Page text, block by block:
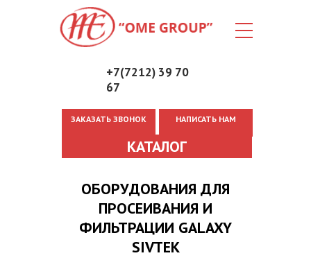
+7(7212) 39 70
67
ЗАКАЗАТЬ ЗВОНОК НАПИСАТЬ НАМ
КАТАЛОГ
ОБОРУДОВАНИЯ ДЛЯ
ПРОСЕИВАНИЯ И
ФИЛЬТРАЦИИ GALAXY
SIVTEK